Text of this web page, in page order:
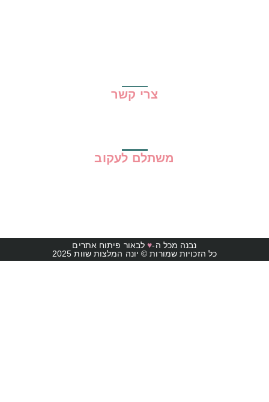
צרי קשר
משתלם לעקוב
נבנה מכל ה-♥לבאור פיתוח אתרים
כל הזכויות שמורות © יונה המלצות שוות 2025